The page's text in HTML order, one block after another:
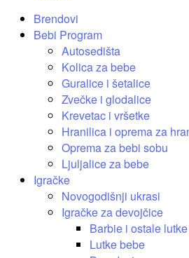
Brendovi
Bebi Program
Autosedišta
Kolica za bebe
Guralice i šetalice
Zvečke i glodalice
Krevetac i vršetke
Hranilica i oprema za
Oprema za bebi sobu
Ljuljalice za bebe
Igračke
Novogodišnji ukrasi
Igračke za devojčice
Barbie i ostale lutke
Lutke bebe